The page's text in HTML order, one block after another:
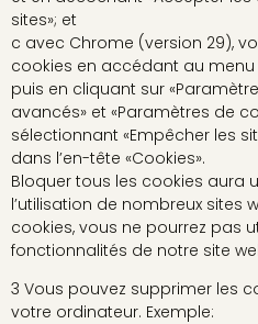
sites»; et
c avec Chrome (version 29),
cookies en accédant au menu
puis en cliquant sur
avancés» et «Paramètres de
sélectionnant «Empêcher les
dans l’en-tête «Cookies».
Bloquer tous les cookies aura
l’utilisation de nombreux sites
cookies, vous ne pourrez pas
fonctionnalités de notre site
3 Vous pouvez supprimer les
votre ordinateur. Exemple: